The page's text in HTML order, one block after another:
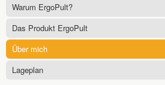
Warum ErgoPult?
Das Produkt ErgoPult
Über mich
Lageplan